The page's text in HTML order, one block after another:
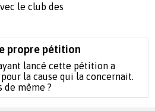
le club des
propre pétition
lancé cette pétition a
la cause qui la concernait.
de même ?